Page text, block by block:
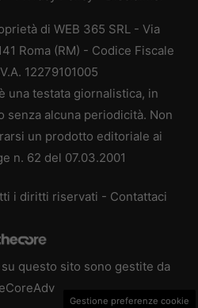
di WEB 365 SRL - Via
Roma (RM) - Codice Fiscale
12279101005
una testata giornalistica, in
senza alcuna periodicità. Non
un prodotto editoriale ai
n. 62 del 07.03.2001
i diritti riservati - Contattaci
questo sito sono gestite da
Gestione preferenze cookie